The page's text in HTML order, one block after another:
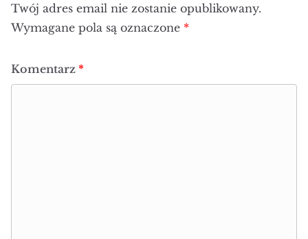
Twój adres email nie zostanie opublikowany.
Wymagane pola są oznaczone *
Komentarz *